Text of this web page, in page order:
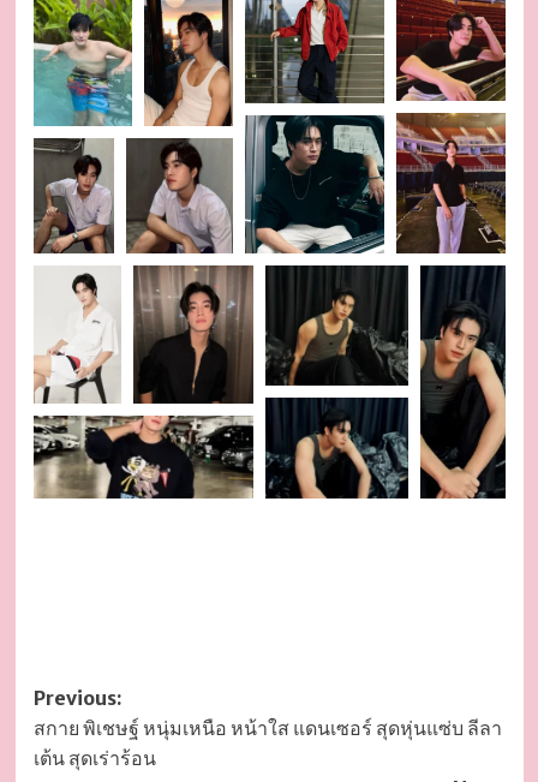
Post
navigation
Previous:
สกาย พิเชษฐ์ หนุ่มเหนือ หน้าใส แดนเซอร์ สุดหุ่นแซ่บ ลีลา
เต้น สุดเร่าร้อน